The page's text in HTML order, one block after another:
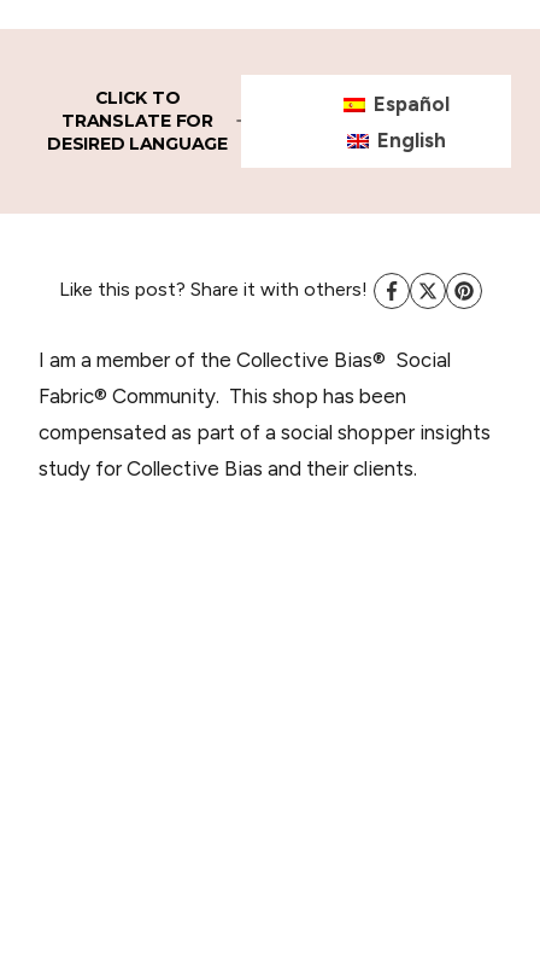
CLICK TO
TRANSLATE FOR
DESIRED LANGUAGE
Español
English
Like this post? Share it with others!
I am a member of the Collective Bias® Social
Fabric® Community. This shop has been
compensated as part of a social shopper insights
study for Collective Bias and their clients.